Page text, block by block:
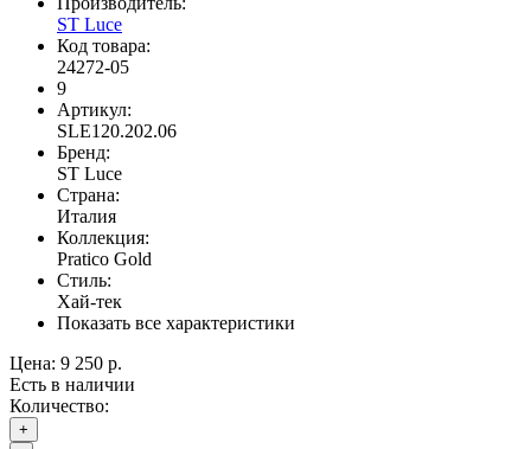
ST Luce
Код товара:
24272-05
9
Артикул:
SLE120.202.06
Бренд:
ST Luce
Страна:
Италия
Коллекция:
Pratico Gold
Стиль:
Хай-тек
Показать все характеристики
Цена: 9 250 р.
Есть в наличии
Количество:
+